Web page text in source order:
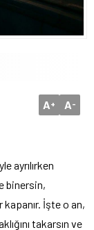
A+ A-
ayrılırken
binersin,
İşte o an,
takarsın ve